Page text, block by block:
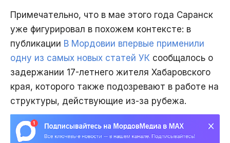
Примечательно, что в мае этого года Саранск
уже фигурировал в похожем контексте: в
публикации В Мордовии впервые применили
одну из самых новых статей УК сообщалось о
задержании 17-летнего жителя Хабаровского
края, которого также подозревают в работе на
структуры, действующие из-за рубежа.